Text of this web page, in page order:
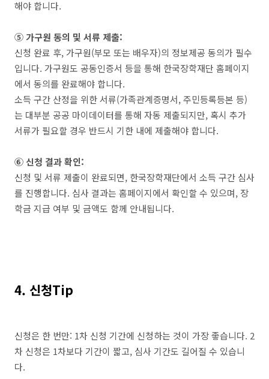
해야 합니다.
⑤ 가구원 동의 및 서류 제출:
신청 완료 후, 가구원(부모 또는 배우자)의 정보제공 동의가 필수
입니다. 가구원도 공동인증서 등을 통해 한국장학재단 홈페이지
에서 동의를 완료해야 합니다.
소득 구간 산정을 위한 서류(가족관계증명서, 주민등록등본 등)
는 대부분 공공 마이데이터를 통해 자동 제출되지만, 혹시 추가
서류가 필요할 경우 반드시 기한 내에 제출해야 합니다.
⑥ 신청 결과 확인:
신청 및 서류 제출이 완료되면, 한국장학재단에서 소득 구간 심사
를 진행합니다. 심사 결과는 홈페이지에서 확인할 수 있으며, 장
학금 지급 여부 및 금액도 함께 안내됩니다.
4. 신청Tip
신청은 한 번만: 1차 신청 기간에 신청하는 것이 가장 좋습니다. 2
차 신청은 1차보다 기간이 짧고, 심사 기간도 길어질 수 있습니
다.